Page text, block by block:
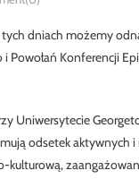
tych dniach możemy
Powołań Konferencji
Uniwersytecie
odsetek
kulturową,